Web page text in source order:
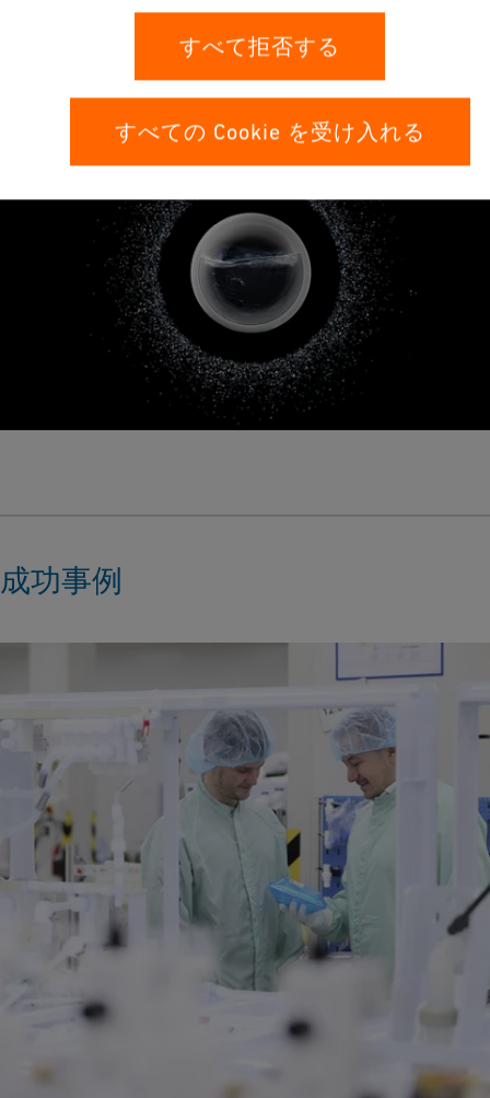
包装されていることにより、製造から実際の現場での運用に至
るまで高品質の純度を保証します。
高純度の原料のみを使用
添加剤、安定剤、顔料なし
優れた表面仕上げ
100% トレーサビリティ
細菌などの生物増殖を低減
ご質問・お問合せ
最適なサービスを提供するために、プロジェクトについて簡単
な情報をお知らせください。お客様のニーズに最も適した配管
コンサルタントがお話を伺います。
専門家に相談する
成功事例
すべて拒否する
すべての Cookie を受け入れる